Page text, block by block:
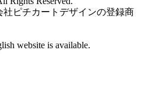
社ピチカートデザインの登録商
website is available.